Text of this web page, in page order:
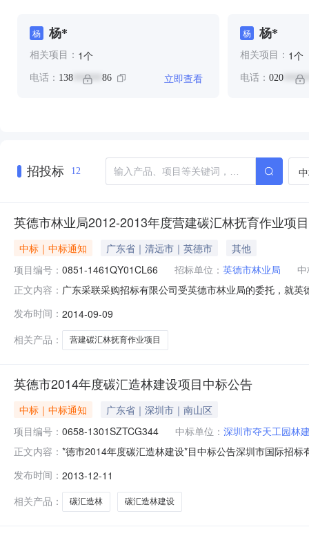
杨 杨*
相关项目： 1个
电话： 138 ****** 86 立即查看
杨 杨*
相关项目： 1个
电话： 020
招投标 12
英德市林业局2012-2013年度营建碳汇林抚育作业项目
中标｜中标通知 广东省｜清远市｜英德市
其他
项目编号： 0851-1461QY01CL66 招标单位： 英德市林业局
正文内容： 广东采联采购招标有限公司受英德市林业局的委托，就
采购方式：公开招标五、采购项目简要说明：项目内容
发布时间： 2014-09-09
相关产品：
营建碳汇林抚育作业项目
英德市2014年度碳汇造林建设项目中标公告
中标｜中标通知
广东省｜深圳市｜南山区
项目编号： 0658-1301SZTCG344 中标单位： 深圳市夺天工园林
正文内容： *德市2014年度碳汇造林建设*目中标公告深圳市国际招标
工作期限01*德市2014年碳汇造林标段1建设*目碳汇造林
发布时间： 2013-12-11
相关产品：
碳汇造林 碳汇造林建设